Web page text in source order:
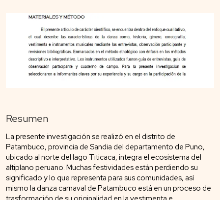
Resumen
La presente investigación se realizó en el distrito de
Patambuco, provincia de Sandia del departamento de Puno,
ubicado al norte del lago Titicaca, integra el ecosistema del
altiplano peruano. Muchas festividades están perdiendo su
significado y lo que representa para sus comunidades, así
mismo la danza carnaval de Patambuco está en un proceso de